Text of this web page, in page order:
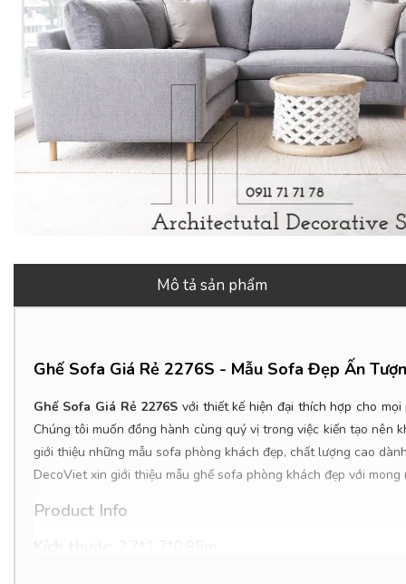
Mô tả sản phẩm
Ghế Sofa Giá Rẻ 2276S - Mẫu Sofa Đẹp Ấn
Ghế Sofa Giá Rẻ 2276S với thiết kế hiện đại thích hợp cho
Chúng tôi muốn đồng hành cùng quý vị trong việc kiến tạo
giới thiệu những mẫu sofa phòng khách đẹp, chất lượng cao
DecoViet xin giới thiệu mẫu ghế sofa phòng khách đẹp với
Product Info